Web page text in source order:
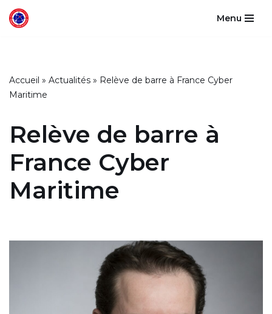
Menu
Accueil » Actualités » Relève de barre à France Cyber
Maritime
Relève de barre à
France Cyber
Maritime